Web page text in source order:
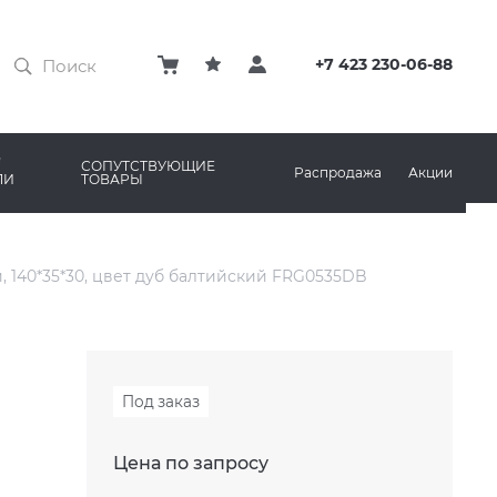
+7 423 230-06-88
MARAZZI
СОПУТСТВУЮЩИЕ
ТОВАРЫ
КЛЕЙ
СИСТЕМА ВЫРАВНИВАНИЯ
Распродажа Акции
цвет дуб балтийский FRG0535DB
Под заказ
Цена по запросу